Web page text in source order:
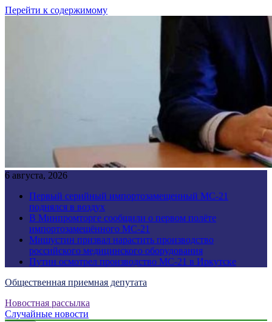
Перейти к содержимому
6 августа, 2026
Первый серийный импортозамещенный МС-21
поднялся в воздух
В Минпромторге сообщили о первом полёте
импортозамещённого МС-21
Мишустин призвал нарастить производство
российского медицинского оборудования
Путин осмотрел производство МС-21 в Иркутске
Общественная приемная депутата
Новостная рассылка
Случайные новости